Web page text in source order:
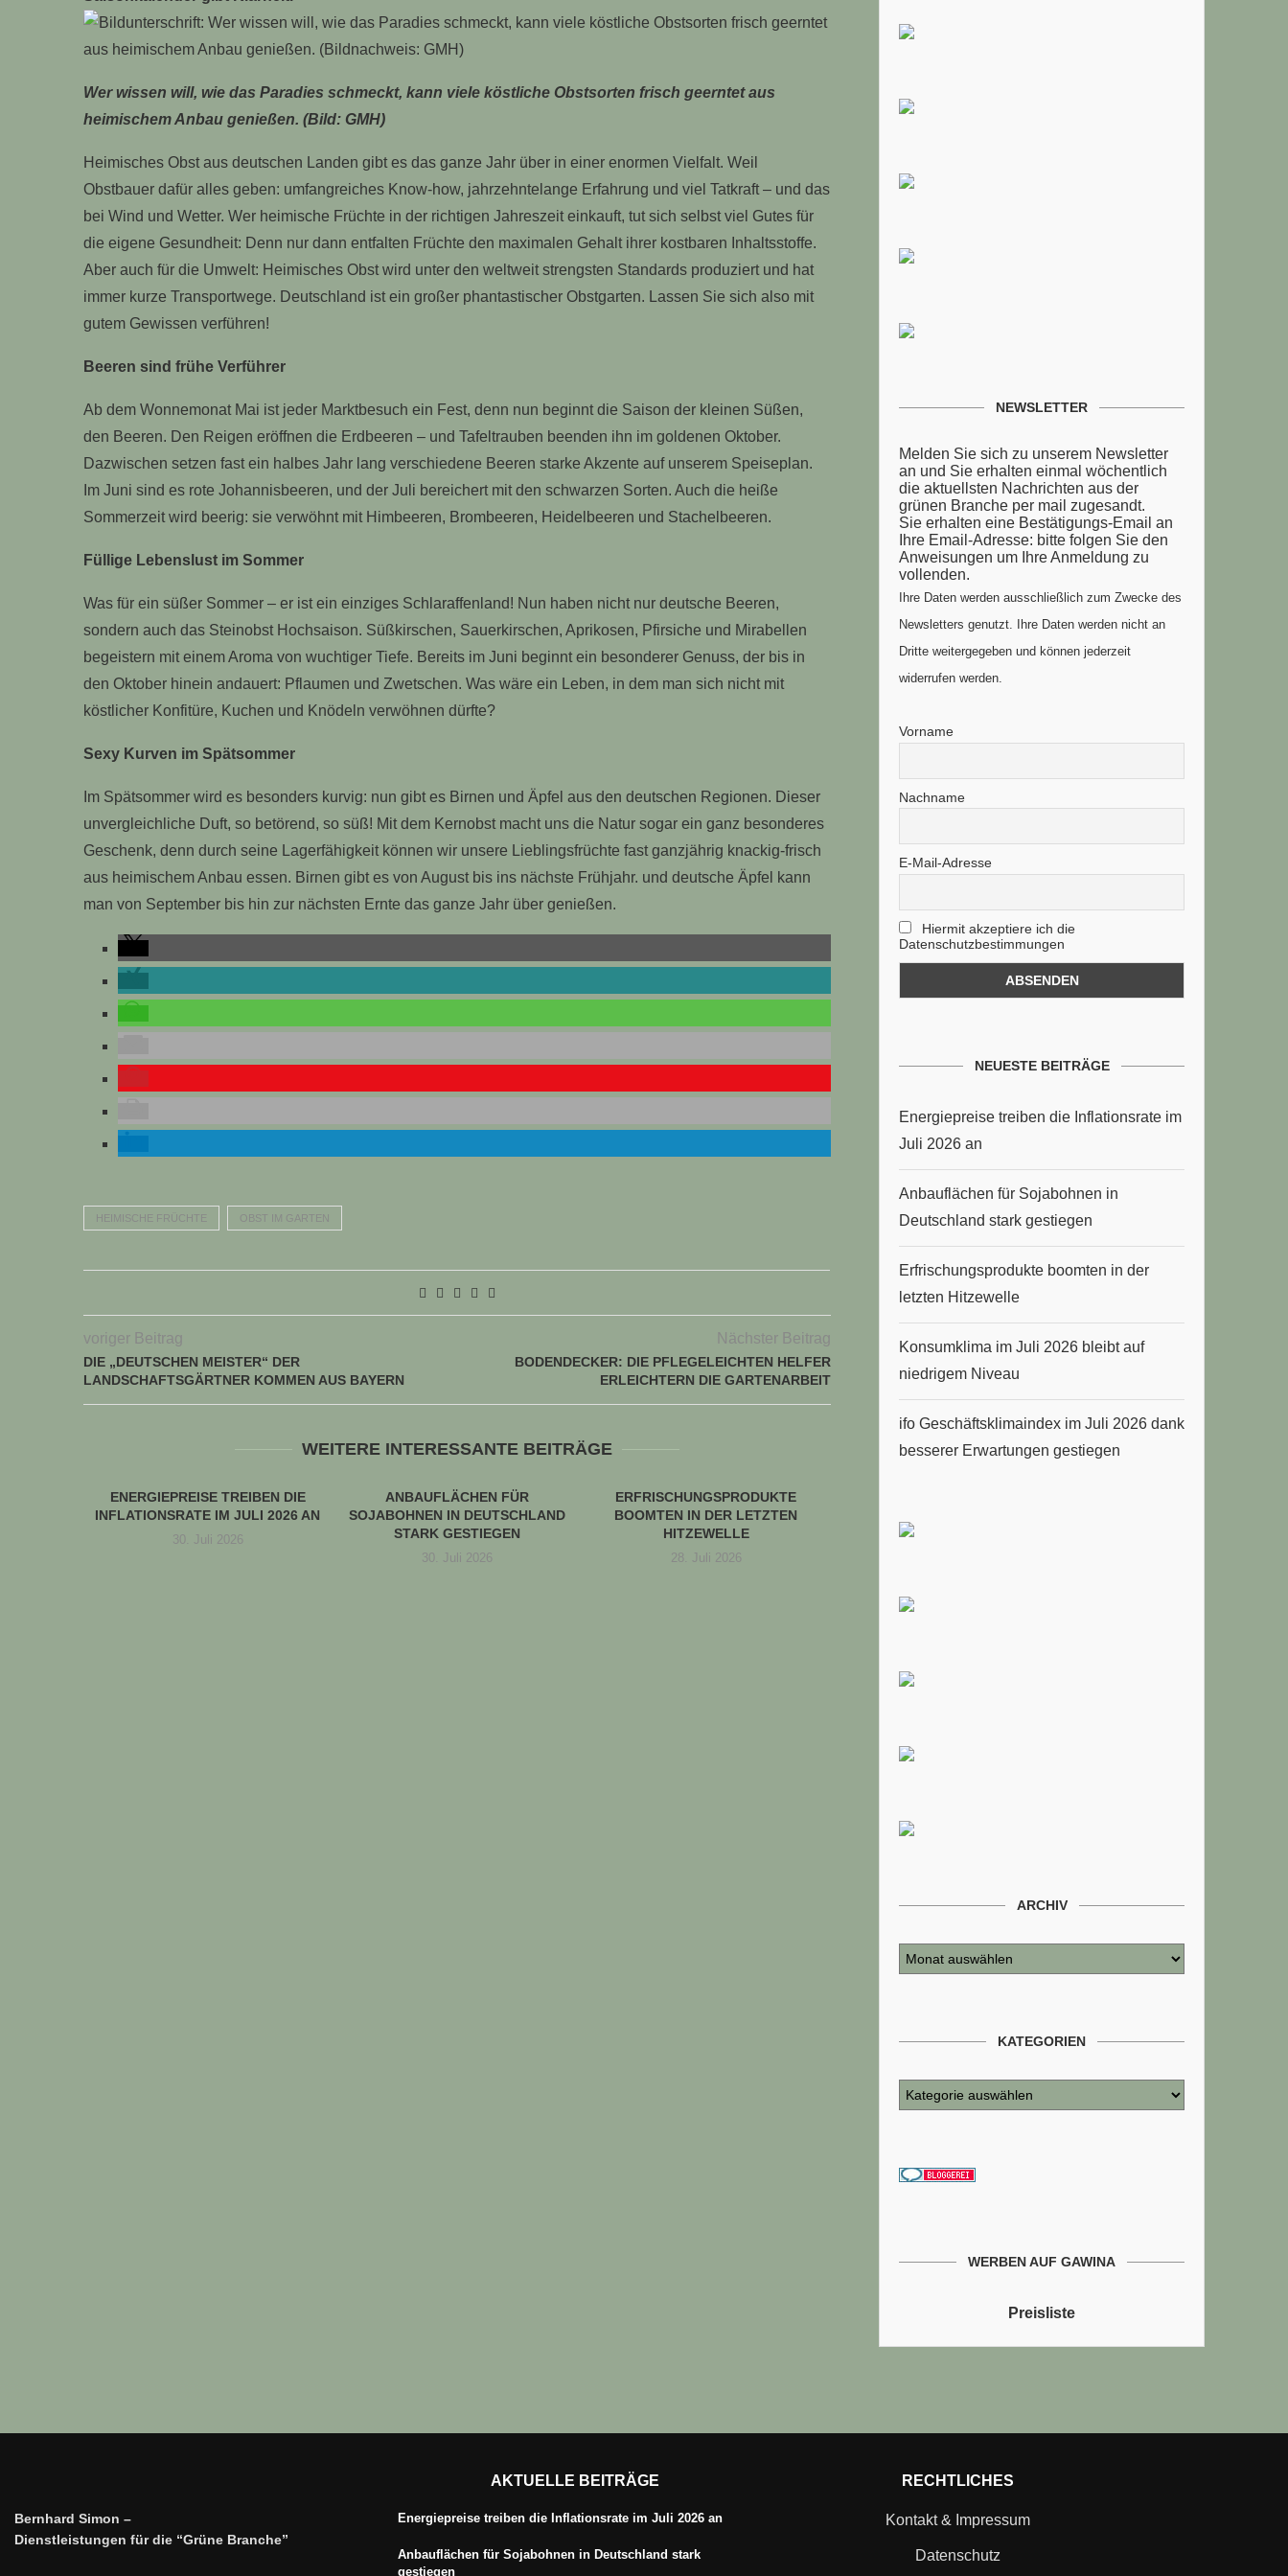
Wer wissen will, wie das Paradies schmeckt, kann viele köstliche Obstsorten frisch geerntet aus
heimischem Anbau genießen. (Bild: GMH)
Heimisches Obst aus deutschen Landen gibt es das ganze Jahr über in einer enormen Vielfalt. Weil
Obstbauer dafür alles geben: umfangreiches Know-how, jahrzehntelange Erfahrung und viel Tatkraft – und das
bei Wind und Wetter. Wer heimische Früchte in der richtigen Jahreszeit einkauft, tut sich selbst viel Gutes für
die eigene Gesundheit: Denn nur dann entfalten Früchte den maximalen Gehalt ihrer kostbaren Inhaltsstoffe.
Aber auch für die Umwelt: Heimisches Obst wird unter den weltweit strengsten Standards produziert und hat
immer kurze Transportwege. Deutschland ist ein großer phantastischer Obstgarten. Lassen Sie sich also mit
gutem Gewissen verführen!
Beeren sind frühe Verführer
Ab dem Wonnemonat Mai ist jeder Marktbesuch ein Fest, denn nun beginnt die Saison der kleinen Süßen,
den Beeren. Den Reigen eröffnen die Erdbeeren – und Tafeltrauben beenden ihn im goldenen Oktober.
Dazwischen setzen fast ein halbes Jahr lang verschiedene Beeren starke Akzente auf unserem Speiseplan.
Im Juni sind es rote Johannisbeeren, und der Juli bereichert mit den schwarzen Sorten. Auch die heiße
Sommerzeit wird beerig: sie verwöhnt mit Himbeeren, Brombeeren, Heidelbeeren und Stachelbeeren.
Füllige Lebenslust im Sommer
Was für ein süßer Sommer – er ist ein einziges Schlaraffenland! Nun haben nicht nur deutsche Beeren,
sondern auch das Steinobst Hochsaison. Süßkirschen, Sauerkirschen, Aprikosen, Pfirsiche und Mirabellen
begeistern mit einem Aroma von wuchtiger Tiefe. Bereits im Juni beginnt ein besonderer Genuss, der bis in
den Oktober hinein andauert: Pflaumen und Zwetschen. Was wäre ein Leben, in dem man sich nicht mit
köstlicher Konfitüre, Kuchen und Knödeln verwöhnen dürfte?
Sexy Kurven im Spätsommer
Im Spätsommer wird es besonders kurvig: nun gibt es Birnen und Äpfel aus den deutschen Regionen. Dieser
unvergleichliche Duft, so betörend, so süß! Mit dem Kernobst macht uns die Natur sogar ein ganz besonderes
Geschenk, denn durch seine Lagerfähigkeit können wir unsere Lieblingsfrüchte fast ganzjährig knackig-frisch
aus heimischem Anbau essen. Birnen gibt es von August bis ins nächste Frühjahr. und deutsche Äpfel kann
man von September bis hin zur nächsten Ernte das ganze Jahr über genießen.
HEIMISCHE FRÜCHTE OBST IM GARTEN
voriger Beitrag
DIE „DEUTSCHEN MEISTER“ DER
LANDSCHAFTSGÄRTNER KOMMEN AUS BAYERN
Nächster Beitrag
BODENDECKER: DIE PFLEGELEICHTEN HELFER
ERLEICHTERN DIE GARTENARBEIT
WEITERE INTERESSANTE BEITRÄGE
ENERGIEPREISE TREIBEN DIE
INFLATIONSRATE IM JULI 2026 AN
30. Juli 2026
ANBAUFLÄCHEN FÜR
SOJABOHNEN IN DEUTSCHLAND
STARK GESTIEGEN
30. Juli 2026
ERFRISCHUNGSPRODUKTE
BOOMTEN IN DER LETZTEN
HITZEWELLE
28. Juli 2026
NEWSLETTER
Melden Sie sich zu unserem Newsletter
an und Sie erhalten einmal wöchentlich
die aktuellsten Nachrichten aus der
grünen Branche per mail zugesandt.
Sie erhalten eine Bestätigungs-Email an
Ihre Email-Adresse: bitte folgen Sie den
Anweisungen um Ihre Anmeldung zu
vollenden.
Ihre Daten werden ausschließlich zum Zwecke des
Newsletters genutzt. Ihre Daten werden nicht an
Dritte weitergegeben und können jederzeit
widerrufen werden.
Vorname
Nachname
E-Mail-Adresse
Hiermit akzeptiere ich die
Datenschutzbestimmungen
NEUESTE BEITRÄGE
Energiepreise treiben die Inflationsrate im
Juli 2026 an
Anbauflächen für Sojabohnen in
Deutschland stark gestiegen
Erfrischungsprodukte boomten in der
letzten Hitzewelle
Konsumklima im Juli 2026 bleibt auf
niedrigem Niveau
ifo Geschäftsklimaindex im Juli 2026 dank
besserer Erwartungen gestiegen
ARCHIV
KATEGORIEN
WERBEN AUF GAWINA
Preisliste
Bernhard Simon –
Dienstleistungen für die “Grüne Branche”
AKTUELLE BEITRÄGE
Energiepreise treiben die Inflationsrate im Juli 2026 an
Anbauflächen für Sojabohnen in Deutschland stark
gestiegen
RECHTLICHES
Kontakt & Impressum
Datenschutz